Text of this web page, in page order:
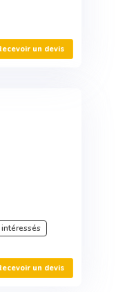
un devis
un devis